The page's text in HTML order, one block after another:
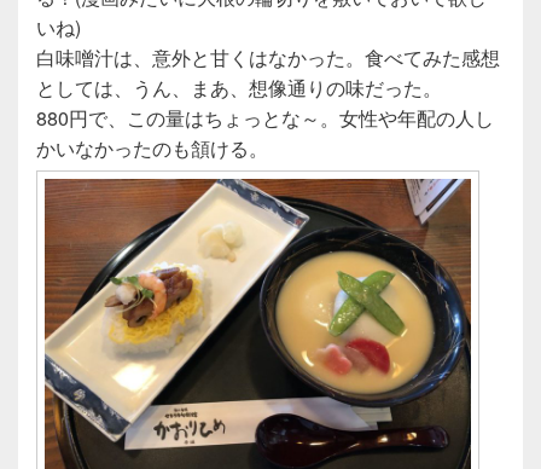
いね)
白味噌汁は、意外と甘くはなかった。食べてみた感想
としては、うん、まあ、想像通りの味だった。
880円で、この量はちょっとな～。女性や年配の人し
かいなかったのも頷ける。